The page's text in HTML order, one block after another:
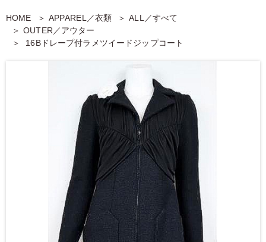
HOME APPAREL／衣類
ALL／すべて
OUTER／アウター
16Bドレープ付ラメツイードジップコート